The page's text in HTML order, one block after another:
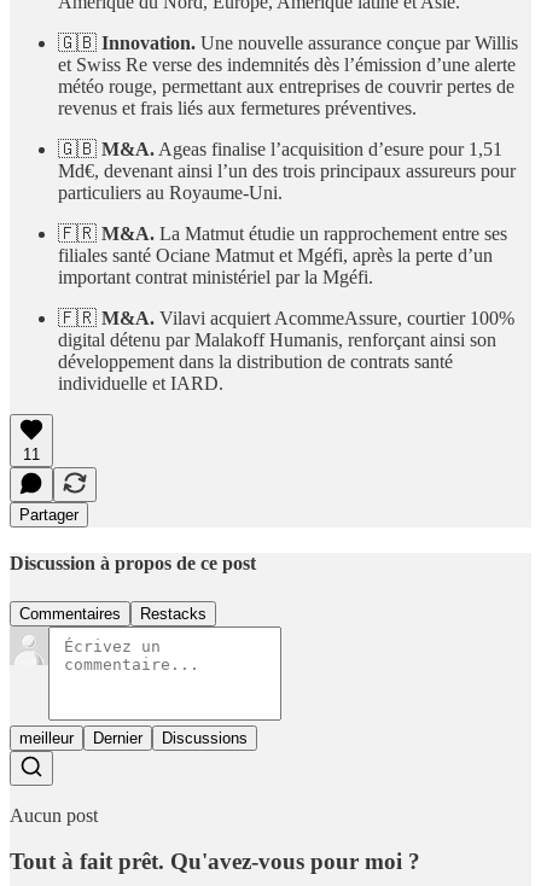
🇬🇧 Innovation. Une nouvelle assurance conçue par Willis
et Swiss Re verse des indemnités dès l’émission d’une alerte
météo rouge, permettant aux entreprises de couvrir pertes de
revenus et frais liés aux fermetures préventives.
🇬🇧 M&A. Ageas finalise l’acquisition d’esure pour 1,51
Md€, devenant ainsi l’un des trois principaux assureurs pour
particuliers au Royaume-Uni.
🇫🇷 M&A. La Matmut étudie un rapprochement entre ses
filiales santé Ociane Matmut et Mgéfi, après la perte d’un
important contrat ministériel par la Mgéfi.
🇫🇷 M&A. Vilavi acquiert AcommeAssure, courtier 100%
digital détenu par Malakoff Humanis, renforçant ainsi son
développement dans la distribution de contrats santé
individuelle et IARD.
11
Partager
Discussion à propos de ce post
Commentaires Restacks
meilleur Dernier Discussions
Aucun post
Tout à fait prêt. Qu'avez-vous pour moi ?